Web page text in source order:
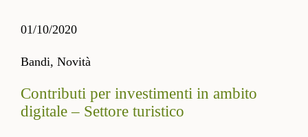
01/10/2020
Bandi, Novità
Contributi per investimenti in ambito
digitale – Settore turistico